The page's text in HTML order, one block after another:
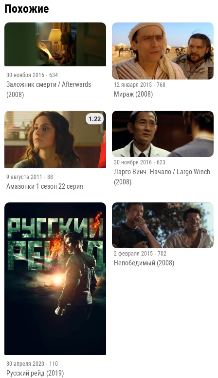
Похожие
30 ноября 2016 · 634
Заложник смерти / Afterwards
(2008)
12 января 2015 · 768
Мираж (2008)
1.22
9 августа 2011 · 88
Амазонки 1 сезон 22 серия
30 ноября 2016 · 623
Ларго Винч. Начало / Largo Winch
(2008)
30 апреля 2020 · 110
Русский рейд (2019)
2 февраля 2015 · 702
Непобедимый (2008)